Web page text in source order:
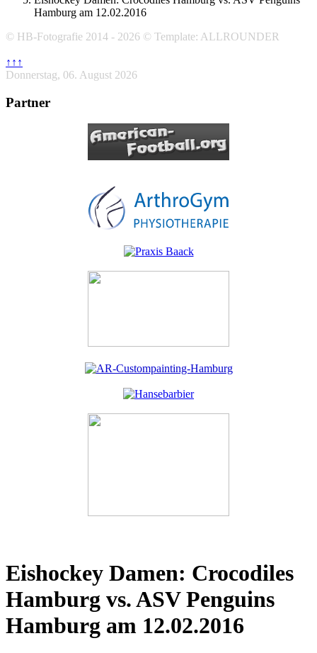
Hamburg am 12.02.2016
© HB-Fotografie 2014 - 2026 © Template: ALLROUNDER
↑↑↑
Donnerstag, 06. August 2026
Partner
Eishockey Damen: Crocodiles
Hamburg vs. ASV Penguins
Hamburg am 12.02.2016